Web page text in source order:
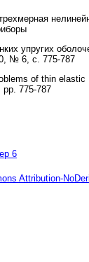
упругих
№ 6, с. 775-787
of thin elastic
775-787
6
Attribution-